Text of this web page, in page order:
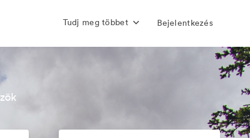
Tudj meg többet Bejelentkezés